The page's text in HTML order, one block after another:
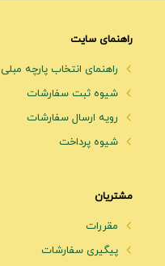
راهنمای سایت
راهنمای انتخاب پارچه مبلی
شیوه ثبت سفارشات
رویه ارسال سفارشات
شیوه پرداخت
مشتریان
مقررات
پیگیری سفارشات